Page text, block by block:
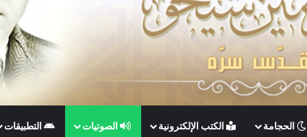
الحجامة الكتب الإلكترونية الصوتيات التطبيقات